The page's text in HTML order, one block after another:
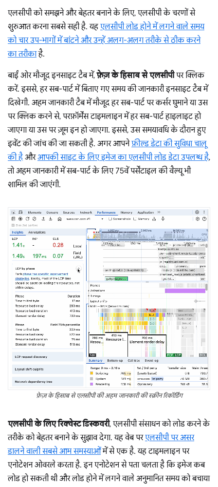
एलसीपी को समझने और बेहतर बनाने के लिए, एलसीपी के चरणों से
शुरुआत करना सबसे सही है. यह एलसीपी लोड होने में लगने वाले समय
को चार उप-भागों में बांटने और उन्हें अलग-अलग तरीके से ठीक करने
का तरीकाहै.
बाईं ओर मौजूद इनसाइट टैब में,फ़ेज़ के हिसाब से एलसीपीपर क्लिक
करें. इससे, हर सब-पार्ट में बिताए गए समय की जानकारी इनसाइट टैब में
दिखेगी. अहम जानकारी टैब में मौजूद हर सब-पार्ट पर कर्सर घुमाने या उस
पर क्लिक करने से, परफ़ॉर्मेंस टाइमलाइन में हर सब-पार्ट हाइलाइट हो
जाएगा या उस पर ज़ूम इन हो जाएगा. इससे, उस समयावधि के दौरान हुए
इवेंट की जांच की जा सकती है. अगर आपनेफ़ील्ड डेटा की सुविधा चालू
की है औरआपकी साइट के लिए इमेज का एलसीपी लोड डेटा उपलब्ध है,
तो अहम जानकारी में सब-पार्ट के लिए 75वें पर्सेंटाइल की वैल्यू भी
शामिल की जाएंगी.
फ़ेज़ के हिसाब से एलसीपी की अहम जानकारी की स्क्रीन रिकॉर्डिंग
एलसीपी के लिए रिक्वेस्ट डिस्कवरी, एलसीपी संसाधन को लोड करने के
तरीके को बेहतर बनाने के सुझाव देगा. यह वेब परएलसीपी पर असर
डालने वाली सबसे आम समस्याओंमें से एक है. यह टाइमलाइन पर
एनोटेशन ओवरले करता है. इन एनोटेशन से पता चलता है कि इमेज कब
लोड हो सकती थी और लोड होने में लगने वाले अनुमानित समय को बचाया